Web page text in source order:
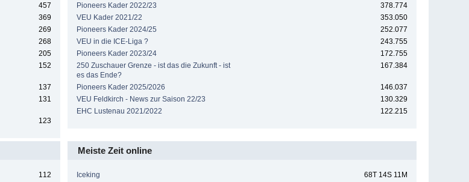
457
369
269
268
205
152
137
131
123
Pioneers Kader 2022/23
378.774
VEU Kader 2021/22
353.050
Pioneers Kader 2024/25
252.077
VEU in die ICE-Liga ?
243.755
Pioneers Kader 2023/24
172.755
250 Zuschauer Grenze - ist das die Zukunft - ist
es das Ende?
167.384
Pioneers Kader 2025/2026
146.037
VEU Feldkirch - News zur Saison 22/23
130.329
EHC Lustenau 2021/2022
122.215
112
Meiste Zeit online
Iceking
68T 14S 11M